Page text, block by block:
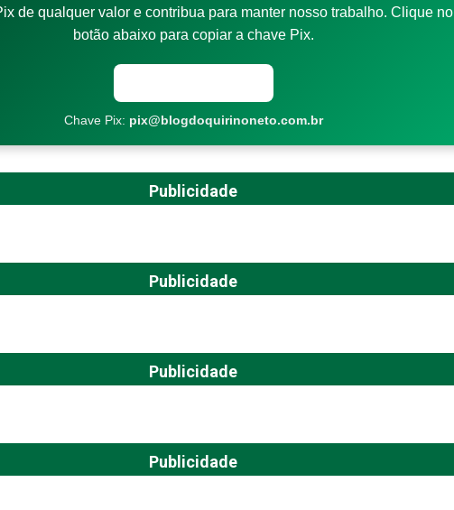
de qualquer valor e contribua para manter nosso trabalho. Clique no
botão abaixo para copiar a chave Pix.
Chave Pix: pix@blogdoquirinoneto.com.br
Publicidade
Publicidade
Publicidade
Publicidade